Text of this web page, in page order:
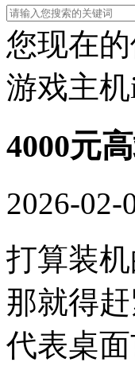
您现在的
游戏主
4000元
2026-02-
打算装
那就得
代表桌